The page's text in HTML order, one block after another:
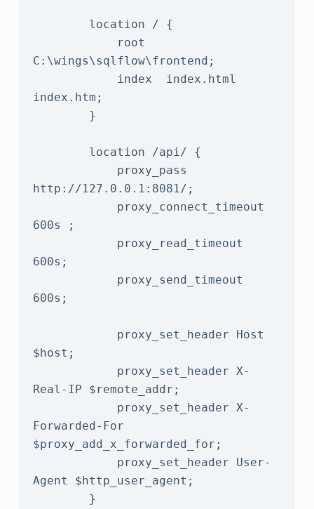
C:\wings\sqlflow\frontend;
index.htm;
http://127.0.0.1:8081/;
600s ;
600s;
600s;
$host;
Real-IP $remote_addr;
Forwarded-For
$proxy_add_x_forwarded_for;
Agent $http_user_agent;